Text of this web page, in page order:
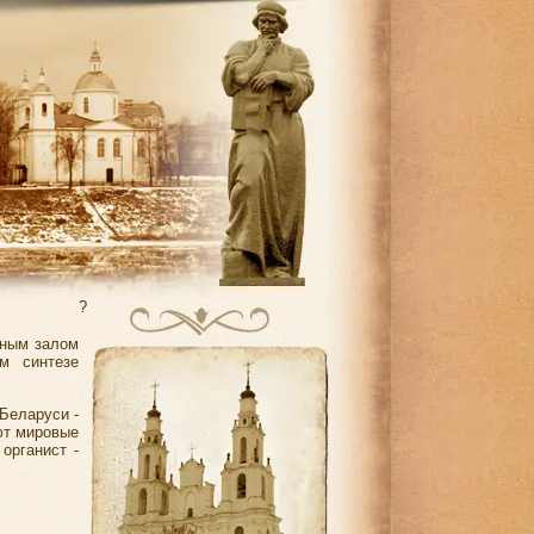
залом
синтезе
-
мировые
-
?